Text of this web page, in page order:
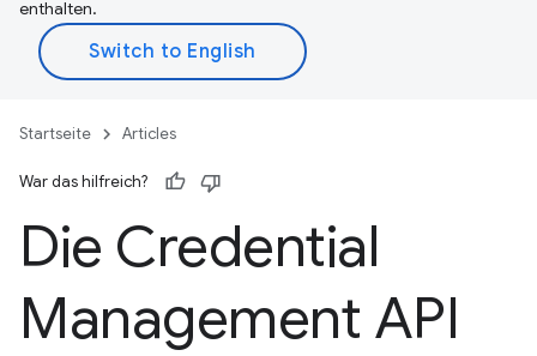
enthalten.
Startseite Articles
War das hilfreich?
Die Credential
Management API